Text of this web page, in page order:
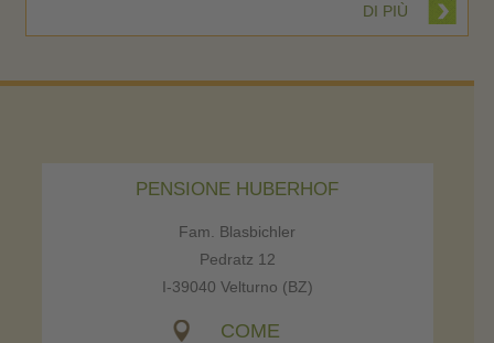
DI PIÙ
PENSIONE HUBERHOF
Fam. Blasbichler
Pedratz 12
I-39040 Velturno (BZ)
COME